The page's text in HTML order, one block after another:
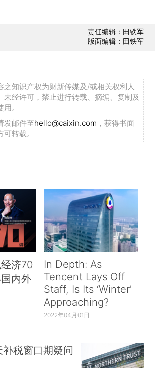
责任编辑：田铁军
版面编辑：田铁军
之知识产权为财新传媒及/或相关权利人
未经许可，禁止进行转载、摘编、复制及
。
发邮件至hello@caixin.com ，获得书面
转载。
济70
内外
In Depth: As
Tencent Lays Off
Staff, Is Its ‘Winter’
Approaching?
2022年04月01日
税窗口期疑问